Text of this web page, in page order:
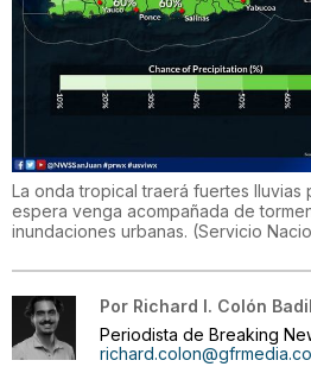
La onda tropical traerá fuertes lluvias
espera venga acompañada de
inundaciones urbanas. (Servicio
Por Richard I. Colón
Periodista de Breaking